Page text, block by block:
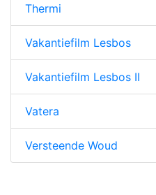
Thermi
Vakantiefilm Lesbos
Vakantiefilm Lesbos II
Vatera
Versteende Woud